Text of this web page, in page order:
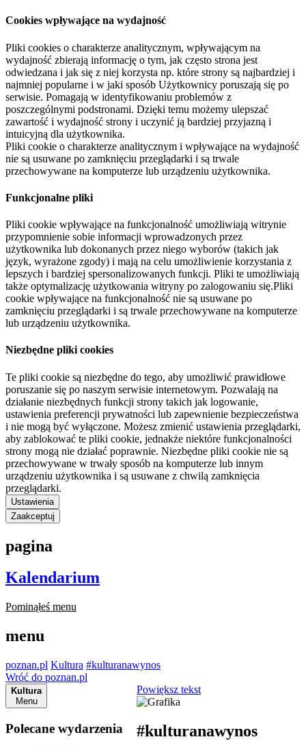
Cookies wpływające na wydajność
Pliki cookies o charakterze analitycznym, wpływającym na
wydajność zbierają informację o tym, jak często strona jest
odwiedzana i jak się z niej korzysta np. które strony są najbardziej i
najmniej popularne i w jaki sposób Użytkownicy poruszają się po
serwisie. Pomagają w identyfikowaniu problemów z
poszczególnymi podstronami. Dzięki temu możemy ulepszać
zawartość i wydajność strony i uczynić ją bardziej przyjazną i
intuicyjną dla użytkownika.
Pliki cookie o charakterze analitycznym i wpływające na wydajność
nie są usuwane po zamknięciu przeglądarki i są trwale
przechowywane na komputerze lub urządzeniu użytkownika.
Funkcjonalne pliki
Pliki cookie wpływające na funkcjonalność umożliwiają witrynie
przypomnienie sobie informacji wprowadzonych przez
użytkownika lub dokonanych przez niego wyborów (takich jak
język, wyrażone zgody) i mają na celu umożliwienie korzystania z
lepszych i bardziej spersonalizowanych funkcji. Pliki te umożliwiają
także optymalizację użytkowania witryny po zalogowaniu się.Pliki
cookie wpływające na funkcjonalność nie są usuwane po
zamknięciu przeglądarki i są trwale przechowywane na komputerze
lub urządzeniu użytkownika.
Niezbędne pliki cookies
Te pliki cookie są niezbędne do tego, aby umożliwić prawidłowe
poruszanie się po naszym serwisie internetowym. Pozwalają na
działanie niezbędnych funkcji strony takich jak logowanie,
ustawienia preferencji prywatności lub zapewnienie bezpieczeństwa
i nie mogą być wyłączone. Możesz zmienić ustawienia przeglądarki,
aby zablokować te pliki cookie, jednakże niektóre funkcjonalności
strony mogą nie działać poprawnie. Niezbędne pliki cookie nie są
przechowywane w trwały sposób na komputerze lub innym
urządzeniu użytkownika i są usuwane z chwilą zamknięcia
przeglądarki.
Ustawienia
Zaakceptuj
pagina
Kalendarium
Pominąłeś menu
menu
poznan.pl Kultura #kulturanawynos
Wróć do poznan.pl
Kultura
Menu
Polecane wydarzenia
Powiększ tekst
#kulturanawynos